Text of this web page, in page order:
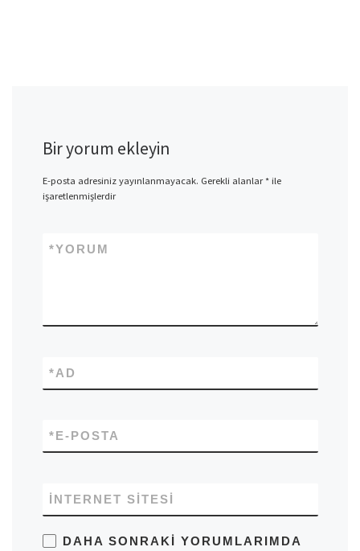
Bir yorum ekleyin
E-posta adresiniz yayınlanmayacak. Gerekli alanlar*ile
işaretlenmişlerdir
YORUM
*
AD
*
E-POSTA
*
İNTERNET SITESI
DAHA SONRAKI YORUMLARIMDA